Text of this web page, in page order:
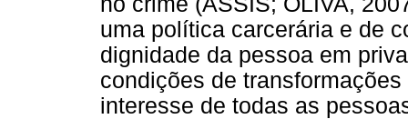
uma política carcerária e de
dignidade da pessoa em
condições de
interesse de todas as